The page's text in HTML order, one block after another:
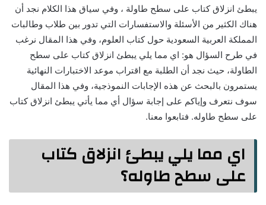
يبطئ انزلاق كتاب على سطح طاولة ، وفي سياق هذا الكلام نجد أن
هناك الكثير من الأسئلة والاستفسارات التي تدور بين طلاب وطالبات
المملكة العربية السعودية حول كتاب العلوم، وفي هذا المقال نرغب
في طرح السؤال هو: اي مما يلي يبطئ انزلاق كتاب على سطح
الطاولة، حيث نجد أن الطلبة مع اقتراب موعد الاختبارات النهائية
يستمرون بالبحث عن هذه الإجابات النموذجية، وفي هذا المقال
سوف نتعرف وإياكم على إجابة سؤال أي مما يأتي يبطئ انزلاق كتاب
على سطح طاوله. فتابعوا معنا.
اي مما يلي يبطئ انزلاق كتاب
على سطح طاوله؟